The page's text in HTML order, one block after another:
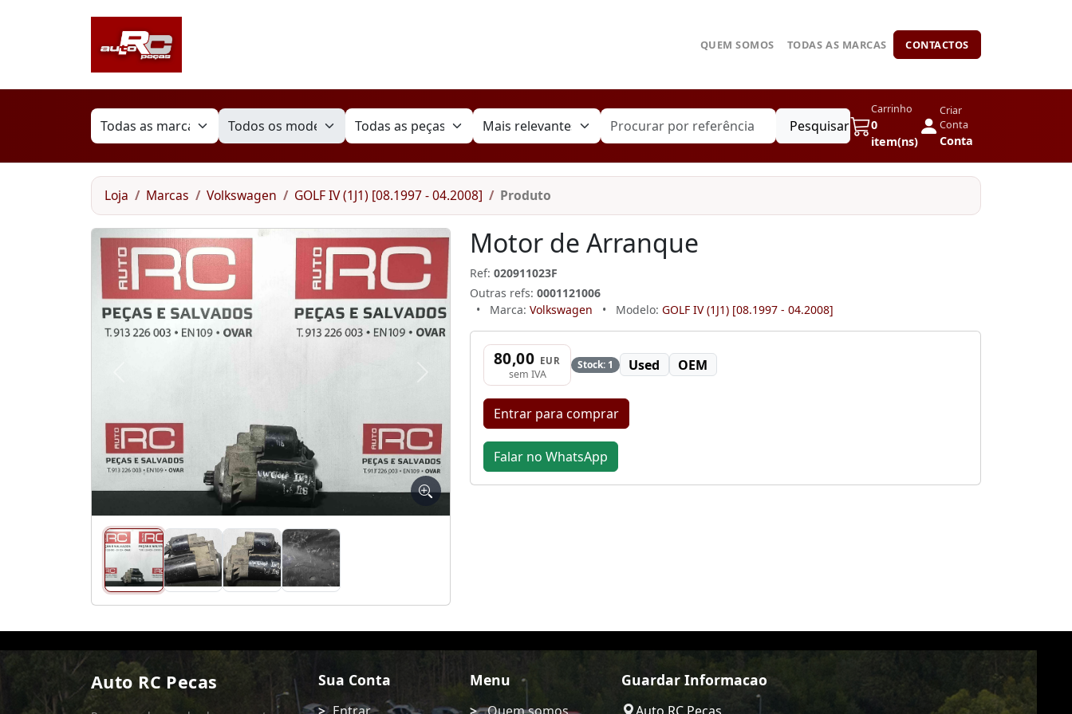
QUEM SOMOS TODAS AS MARCAS CONTACTOS
Pesquisar
Carrinho
0
item(ns)
Criar
Conta
Conta
Loja Marcas Volkswagen GOLF IV (1J1) [08.1997 - 04.2008] Produto
Motor de Arranque
Ref: 020911023F
Outras refs: 0001121006
•
Marca: Volkswagen • Modelo: GOLF IV (1J1) [08.1997 - 04.2008]
80,00 EUR
sem IVA
Stock: 1 Used OEM
Entrar para comprar
Falar no WhatsApp
Auto RC Pecas Sua Conta Menu Guardar Informacao